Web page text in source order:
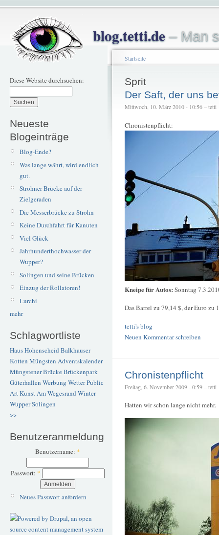
blog.tetti.de– Man
Diese Website durchsuchen:
Neueste
Blogeinträge
Blog-Ende?
Was lange währt, wird endlich
gut.
Strohner Brücke auf der
Zielgeraden
Die Messerbrücke zu Strohn
Keine Durchfahrt für Kanuten
Viel Glück
Jahrhunderthochwasser der
Wupper?
Solingen und seine Brücken
Einzug der Rollatoren!
Lurchi
mehr
Schlagwortliste
Haus Hohenscheid Balkhauser
Kotten Müngsten Adventskalender
Müngstener BrückeBrückenpark
Güterhallen Werbung WetterPublic
ArtKunstAm Wegesrand Winter
WupperSolingen
>>
Benutzeranmeldung
Benutzername: *
Passwort: *
Neues Passwort anfordern
Startseite
Sprit
Der Saft, der uns
Mittwoch, 10. März 2010 - 10:56 – tetti
Chronistenpflicht:
Kneipe für Autos: Sonntag
Das Barrel zu 79,14 $, der Euro zu
tetti's blog
Neuen Kommentar schreiben
Chronistenpflicht
Freitag, 6. November 2009 - 0:59 – tetti
Hatten wir schon lange nicht mehr.